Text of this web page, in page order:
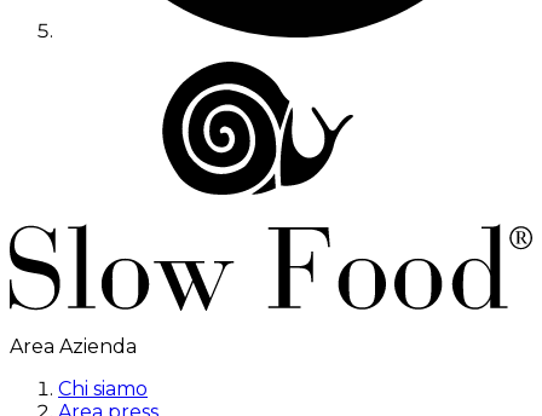
Area Azienda
Chi siamo